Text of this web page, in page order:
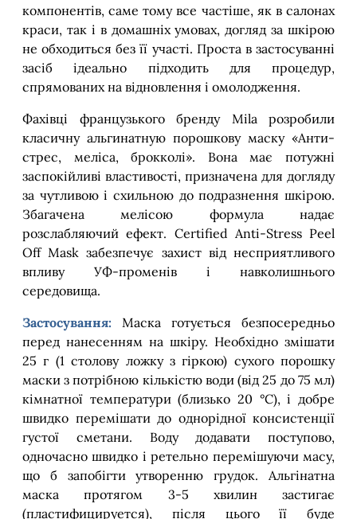
компонентів, саме тому все частіше, як в салонах
краси, так і в домашніх умовах, догляд за шкірою
не обходиться без її участі. Проста в застосуванні
засіб ідеально підходить для процедур,
спрямованих на відновлення і омолодження.
Фахівці французького бренду Mila розробили
класичну альгинатную порошкову маску «Анти-
стрес, меліса, брокколі». Вона має потужні
заспокійливі властивості, призначена для догляду
за чутливою і схильною до подразнення шкірою.
Збагачена мелісою формула надає
розслабляючий ефект. Certified Anti-Stress Peel
Off Mask забезпечує захист від несприятливого
впливу УФ-променів і навколишнього
середовища.
Застосування: Маска готується безпосередньо
перед нанесенням на шкіру. Необхідно змішати
25 г (1 столову ложку з гіркою) сухого порошку
маски з потрібною кількістю води (від 25 до 75 мл)
кімнатної температури (близько 20 °C), і добре
швидко перемішати до однорідної консистенції
густої сметани. Воду додавати поступово,
одночасно швидко і ретельно перемішуючи масу,
що б запобігти утворенню грудок. Альгінатна
маска протягом 3-5 хвилин застигає
(пластифицируется), після цього її буде